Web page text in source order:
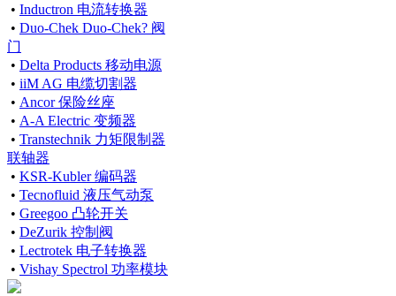
• Inductron 电流转换器
• Duo-Chek Duo-Chek? 阀
门
• Delta Products 移动电源
• iiM AG 电缆切割器
• Ancor 保险丝座
• A-A Electric 变频器
• Transtechnik 力矩限制器
联轴器
• KSR-Kubler 编码器
• Tecnofluid 液压气动泵
• Greegoo 凸轮开关
• DeZurik 控制阀
• Lectrotek 电子转换器
• Vishay Spectrol 功率模块